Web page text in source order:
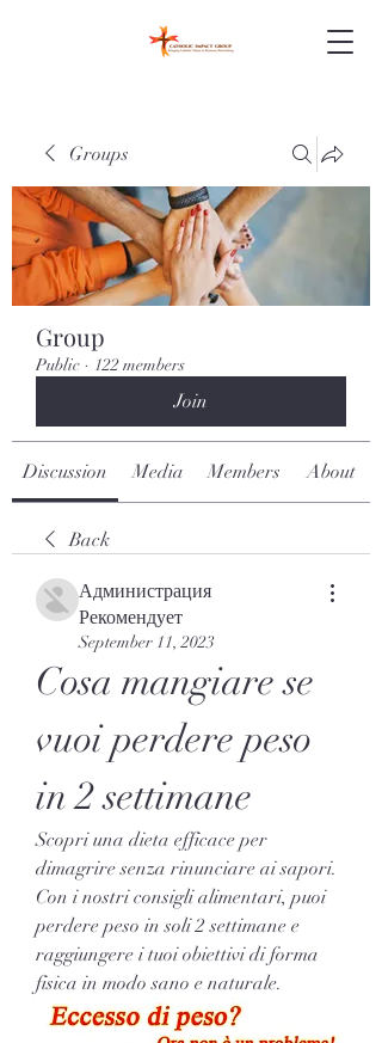
Groups
Group
Public · 122 members
Join
Discussion Media Members About
Back
Администрация
Рекомендует
September 11, 2023
Cosa mangiare se
vuoi perdere peso
in 2 settimane
Scopri una dieta efficace per
dimagrire senza rinunciare ai sapori.
Con i nostri consigli alimentari, puoi
perdere peso in soli 2 settimane e
raggiungere i tuoi obiettivi di forma
fisica in modo sano e naturale.